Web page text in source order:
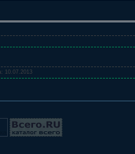
10.07.2013